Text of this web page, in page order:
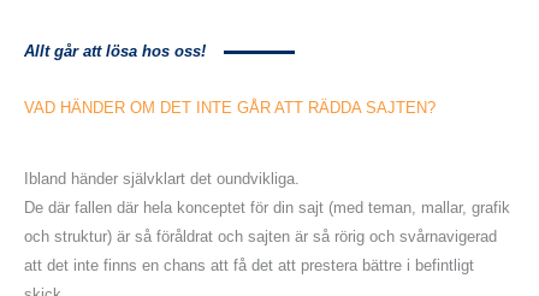
Allt går att lösa hos oss!
VAD HÄNDER OM DET INTE GÅR ATT RÄDDASAJTEN?
Ibland händer självklart det oundvikliga.
De där fallen där hela konceptet för din sajt (med teman, mallar, grafik
och struktur) är så föråldrat och sajten är så rörig och svårnavigerad
att det inte finns en chans att få det att prestera bättre i befintligt